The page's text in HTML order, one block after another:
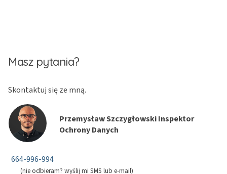
Masz pytania?
Skontaktuj się ze mną.
Przemysław Szczygłowski Inspektor
Ochrony Danych
664-996-994
(nie odbieram? wyślij mi SMS lub e-mail)